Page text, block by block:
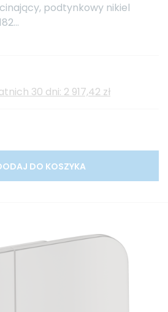
podtynkowy nikiel
30 dni: 2 917,42 zł
DO KOSZYKA